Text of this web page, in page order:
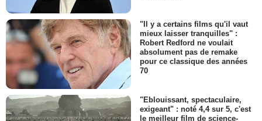
"Il y a certains films qu'il vaut
mieux laisser tranquilles" :
Robert Redford ne voulait
absolument pas de remake
pour ce classique des années
70
"Eblouissant, spectaculaire,
exigeant" : noté 4,4 sur 5, c'est
le meilleur film de science-